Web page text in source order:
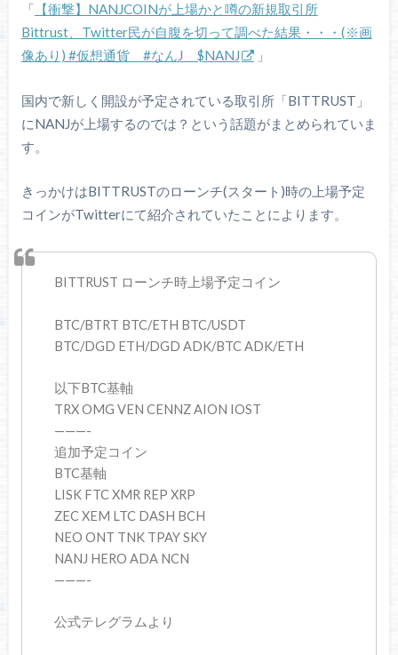
「 【衝撃】NANJCOINが上場かと噂の新規取引所
Bittrust、Twitter民が自腹を切って調べた結果・・・(※画
像あり) #仮想通貨 #なんJ $NANJ
」
国内で新しく開設が予定されている取引所「BITTRUST」
にNANJが上場するのでは？という話題がまとめられていま
す。
きっかけはBITTRUSTのローンチ(スタート)時の上場予定
コインがTwitterにて紹介されていたことによります。
BITTRUST ローンチ時上場予定コイン
BTC/BTRT BTC/ETH BTC/USDT
BTC/DGD ETH/DGD ADK/BTC ADK/ETH
以下BTC基軸
TRX OMG VEN CENNZ AION IOST
———-
追加予定コイン
BTC基軸
LISK FTC XMR REP XRP
ZEC XEM LTC DASH BCH
NEO ONT TNK TPAY SKY
NANJ HERO ADA NCN
———-
公式テレグラムより